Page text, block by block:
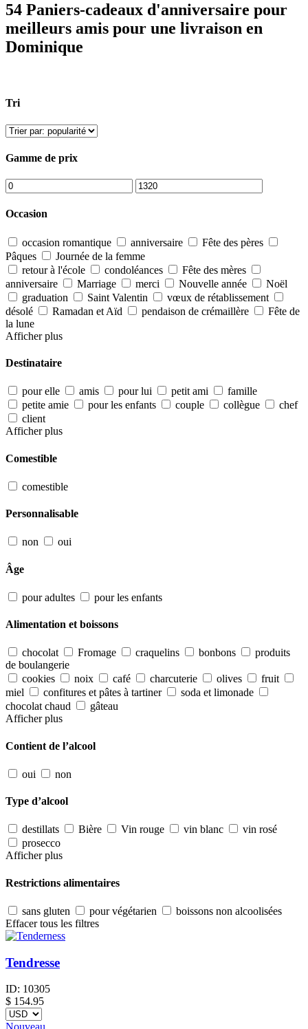
54 Paniers-cadeaux d'anniversaire pour
meilleurs amis pour une livraison en
Dominique
Tri
Gamme de prix
Occasion
occasion romantique anniversaire
Fête des pères
Pâques
Journée de la femme
retour à l'école
condoléances
Fête des mères
anniversaire
Marriage merci Nouvelle année
Noël
graduation
Saint Valentin
vœux de rétablissement
désolé
Ramadan et Aïd pendaison de crémaillère
Fête de
la lune
Afficher plus
Destinataire
pour elle amis pour lui petit ami
famille
petite amie
pour les enfants couple collègue
chef
client
Afficher plus
Comestible
comestible
Personnalisable
non oui
Âge
pour adultes pour les enfants
Alimentation et boissons
chocolat Fromage craquelins bonbons
produits
de boulangerie
cookies
noix café charcuterie olives
fruit
miel
confitures et pâtes à tartiner
soda et limonade
chocolat chaud
gâteau
Afficher plus
Contient de l’alcool
oui non
Type d’alcool
destillats Bière Vin rouge vin blanc
vin rosé
prosecco
Afficher plus
Restrictions alimentaires
sans gluten pour végétarien
boissons non alcoolisées
Effacer tous les filtres
Tendresse
ID: 10305
$ 154.95